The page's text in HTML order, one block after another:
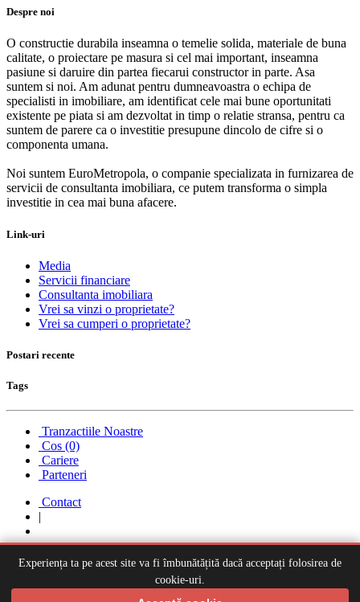
Despre noi
O constructie durabila inseamna o temelie solida, materiale de buna
calitate, o proiectare pe masura si cel mai important, inseamna
pasiune si daruire din partea fiecarui constructor in parte. Asa
suntem si noi. Am adunat pentru dumneavoastra o echipa de
specialisti in imobiliare, am identificat cele mai bune oportunitati
existente pe piata si am dezvoltat in timp o relatie stransa, pentru ca
suntem de parere ca o investitie presupune dincolo de cifre si o
componenta umana.
Noi suntem EuroMetropola, o companie specializata in furnizarea de
servicii de consultanta imobiliara, ce putem transforma o simpla
investitie in cea mai buna afacere.
Link-uri
Media
Servicii financiare
Consultanta imobiliara
Vrei sa vinzi o proprietate?
Vrei sa cumperi o proprietate?
Postari recente
Tags
Tranzactiile Noastre
Cos (0)
Cariere
Parteneri
Contact
|
Eurometropola ©. |Politica de confidentialitate
Web developmentghinea.net
Experiența ta pe acest site va fi îmbunătățită dacă acceptați folosirea de
cookie-uri.